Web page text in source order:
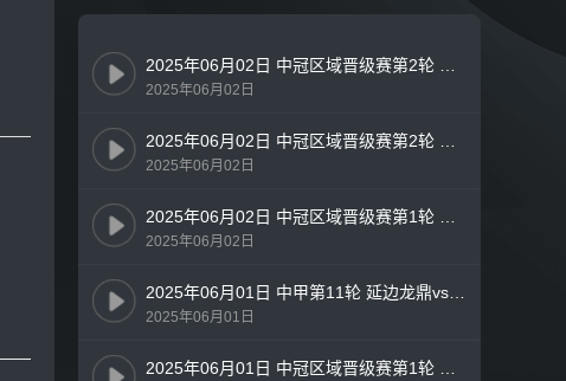
2025年06月02日 中冠区域晋级赛第2轮 上海橘橙vs湖州美奇 全场录像
2025年06月02日
2025年06月02日 中冠区域晋级赛第2轮 武汉联镇vs烟台黄渤海新区鑫海中天 全场录像
2025年06月02日
2025年06月02日 中冠区域晋级赛第1轮 重庆瀚达vs黔西南栩烽棠 全场录像
2025年06月02日
2025年06月01日 中甲第11轮 延边龙鼎vs苏州东吴 全场录像
2025年06月01日
2025年06月01日 中冠区域晋级赛第1轮 深圳吉祥vs四川青年竞技 全场录像